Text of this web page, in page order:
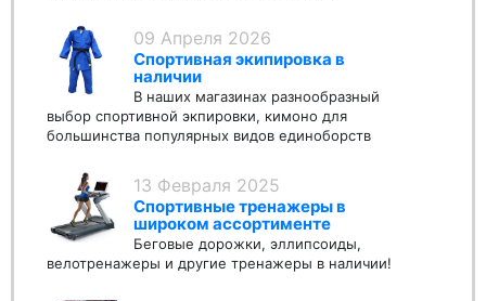
09 Апреля 2026
Спортивная экипировка в
наличии
В наших магазинах разнообразный
выбор спортивной экпировки, кимоно для
большинства популярных видов единоборств
13 Февраля 2025
Спортивные тренажеры в
широком ассортименте
Беговые дорожки, эллипсоиды,
велотренажеры и другие тренажеры в наличии!